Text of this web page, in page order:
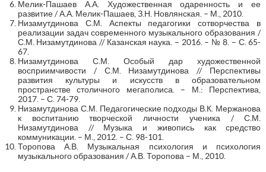
Мелик-Пашаев А.А. Художественная одаренность и ее
развитие / А.А. Мелик-Пашаев, З.Н. Новлянская. – М., 2010.
Низамутдинова С.М. Аспекты педагогики сотворчества в
реализации задач современного музыкального образования /
С.М. Низамутдинова // Казанская наука. – 2016. – № 8. – С. 65-
67.
Низамутдинова С.М. Особый дар художественной
восприимчивости / С.М. Низамутдинова // Перспективы
развития культуры и искусств в образовательном
пространстве столичного мегаполиса. – М.: Перспектива,
2017. – С. 74-79.
Низамутдинова С.М. Педагогические подходы В.К. Мержанова
к воспитанию творческой личности ученика / С.М.
Низамутдинова // Музыка и живопись как средство
коммуникации. – М., 2012. – С. 98-101.
Торопова А.В. Музыкальная психология и психология
музыкального образования / А.В. Торопова – М., 2010.